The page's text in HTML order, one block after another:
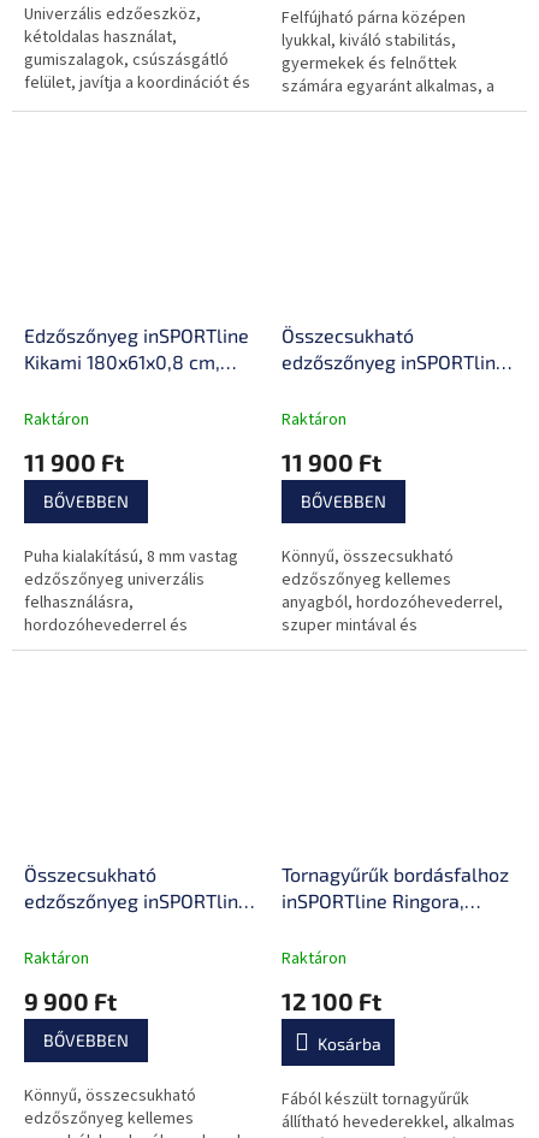
Univerzális edzőeszköz,
kétoldalas használat,
gumiszalagok, csúszásgátló
felület, javítja a koordinációt és
formálja az alakot.
Felfújható párna középen
lyukkal, kiváló stabilitás,
gyermekek és felnőttek
számára egyaránt alkalmas, a
csomagban pumpa is található.
Edzőszőnyeg inSPORTline
Kikami 180x61x0,8 cm,
puha anyag, izzadság és
csúszásgátló felület,
hordozóheveder
Raktáron
11 900 Ft
BŐVEBBEN
Puha kialakítású, 8 mm vastag
edzőszőnyeg univerzális
felhasználásra,
hordozóhevederrel és
csúszásgátló bevonattal.
Összecsukható
edzőszőnyeg inSPORTline
hordozóheveder, könnyű
vízálló, csúszásgátló
felület
Raktáron
11 900 Ft
BŐVEBBEN
Könnyű, összecsukható
edzőszőnyeg kellemes
anyagból, hordozóhevederrel,
szuper mintával és
csúszásgátló bevonattal.
Összecsukható
edzőszőnyeg inSPORTline
hordozóheveder, puha
karbantartás, izzadság- és
vízálló, csúszásgátló
felület
Raktáron
9 900 Ft
BŐVEBBEN
Könnyű, összecsukható
edzőszőnyeg kellemes
Tornagyűrűk bordásfalhoz
inSPORTline Ringora,
könnyen felhelyezhető,
otthoni használatra
alkalmas
Raktáron
12 100 Ft
Kosárba
Fából készült tornagyűrűk
állítható hevederekkel, alkalmas